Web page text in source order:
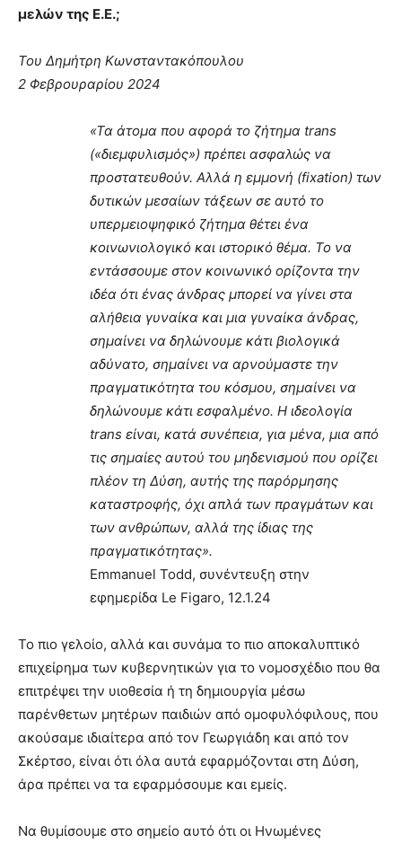
μελών της Ε.Ε.;
Του Δημήτρη Κωνσταντακόπουλου
2 Φεβρουραρίου 2024
«Τα άτομα που αφορά το ζήτημα trans
(«διεμφυλισμός») πρέπει ασφαλώς να
προστατευθούν. Αλλά η εμμονή (fixation) των
δυτικών μεσαίων τάξεων σε αυτό το
υπερμειοψηφικό ζήτημα θέτει ένα
κοινωνιολογικό και ιστορικό θέμα. Το να
εντάσσουμε στον κοινωνικό ορίζοντα την
ιδέα ότι ένας άνδρας μπορεί να γίνει στα
αλήθεια γυναίκα και μια γυναίκα άνδρας,
σημαίνει να δηλώνουμε κάτι βιολογικά
αδύνατο, σημαίνει να αρνούμαστε την
πραγματικότητα του κόσμου, σημαίνει να
δηλώνουμε κάτι εσφαλμένο. Η ιδεολογία
trans είναι, κατά συνέπεια, για μένα, μια από
τις σημαίες αυτού του μηδενισμού που ορίζει
πλέον τη Δύση, αυτής της παρόρμησης
καταστροφής, όχι απλά των πραγμάτων και
των ανθρώπων, αλλά της ίδιας της
πραγματικότητας».
Emmanuel Todd, συνέντευξη στην
εφημερίδα Le Figaro, 12.1.24
Το πιο γελοίο, αλλά και συνάμα το πιο αποκαλυπτικό
επιχείρημα των κυβερνητικών για το νομοσχέδιο που θα
επιτρέψει την υιοθεσία ή τη δημιουργία μέσω
παρένθετων μητέρων παιδιών από ομοφυλόφιλους, που
ακούσαμε ιδιαίτερα από τον Γεωργιάδη και από τον
Σκέρτσο, είναι ότι όλα αυτά εφαρμόζονται στη Δύση,
άρα πρέπει να τα εφαρμόσουμε και εμείς.
Να θυμίσουμε στο σημείο αυτό ότι οι Ηνωμένες